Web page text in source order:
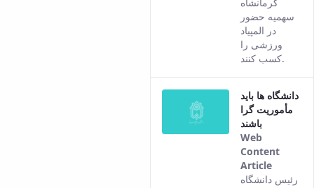
سهمیه حضور
در المپیاد
ورزشی را
کسب کنند.
دانشگاه ها باید
مأموریت گرا
باشند
Web
Content
Article
This
رئیس دانشگاه